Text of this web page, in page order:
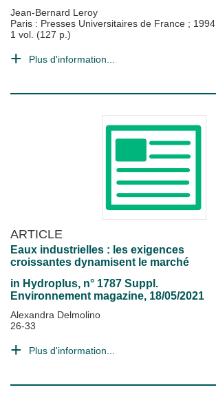
Jean-Bernard Leroy
Paris : Presses Universitaires de France ; 1994
1 vol. (127 p.)
Plus d'information...
ARTICLE
Eaux industrielles : les exigences
croissantes dynamisent le marché
in Hydroplus, n° 1787 Suppl.
Environnement magazine, 18/05/2021
Alexandra Delmolino
26-33
Plus d'information...